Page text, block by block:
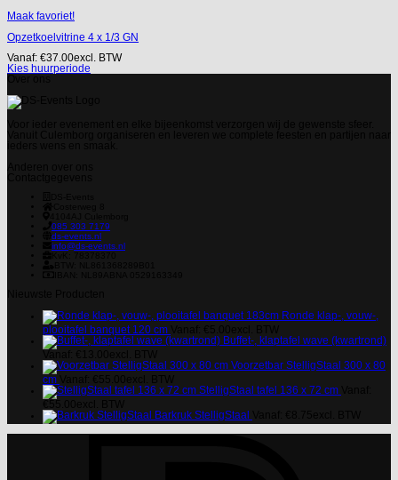
Maak favoriet!
Opzetkoelvitrine 4 x 1/3 GN
Vanaf: €37.00excl. BTW
Kies huurperiode
085 303 7179
ds-events.nl
info@ds-events.nl
Ronde klap-, vouw-,
plooitafel banquet 120 cm
Buffet-, klaptafel wave (kwartrond)
Voorzetbar StelligStaal 300 x 80
cm
StelligStaal tafel 136 x 72 cm
Barkruk StelligStaal